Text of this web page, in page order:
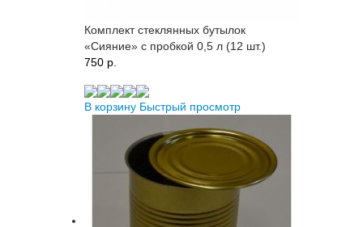
Комплект стеклянных бутылок
«Сияние» с пробкой 0,5 л (12 шт.)
750 p.
В корзину Быстрый просмотр